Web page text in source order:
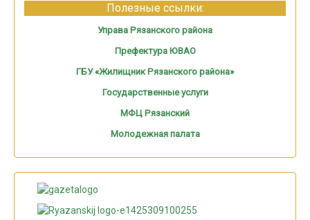
Полезные ссылки:
Управа Рязанского района
Префектура ЮВАО
ГБУ «Жилищник Рязанского района»
Государственные услуги
МФЦ Рязанский
Молодежная палата